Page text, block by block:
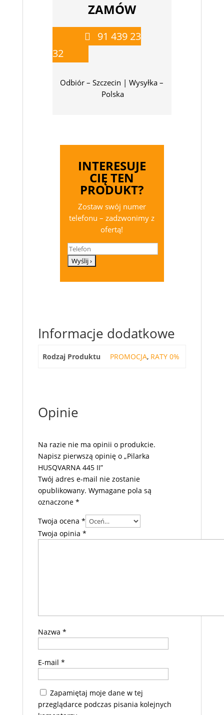
ZAMÓW
91 439 23
32
Odbiór – Szczecin | Wysyłka –
Polska
INTERESUJE
CIĘ TEN
PRODUKT?
Zostaw swój numer
telefonu – zadzwonimy z
ofertą!
Telefon
Informacje dodatkowe
Rodzaj Produktu PROMOCJA, RATY 0%
Opinie
Na razie nie ma opinii o produkcie.
Napisz pierwszą opinię o „Pilarka
HUSQVARNA 445 II”
Twój adres e-mail nie zostanie
opublikowany. Wymagane pola są
oznaczone *
Twoja ocena *
Twoja opinia *
Nazwa *
E-mail *
Zapamiętaj moje dane w tej
przeglądarce podczas pisania kolejnych